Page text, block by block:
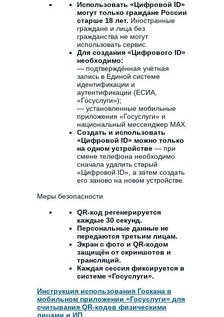
Использовать «Цифровой ID»
могут только граждане России
старше 18 лет. Иностранные
граждане и лица без
гражданства не могут
использовать сервис.
Для создания «Цифрового ID»
необходимо:
— подтверждённая учётная
запись в Единой системе
идентификации и
аутентификации (ЕСИА,
«Госуслуги»);
— установленные мобильные
приложения «Госуслуги» и
национальный мессенджер MAX.
Создать и использовать
«Цифровой ID» можно только
на одном устройстве — при
смене телефона необходимо
сначала удалить старый
«Цифровой ID», а затем создать
его заново на новом устройстве.
Меры безопасности
QR-код регенерируется
каждые 30 секунд.
Персональные данные не
передаются третьим лицам.
Экран с фото и QR-кодом
защищён от скриншотов и
трансляций.
Каждая сессия фиксируется в
системе «Госуслуги».
Инструкция использования Госкана в
мобильном приложении «Госуслуги» для
считывания QR-кодов физическими
лицами и ИП